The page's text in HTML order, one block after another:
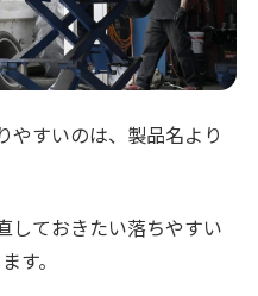
やすいのは、製品名より
しておきたい落ちやすい
す。